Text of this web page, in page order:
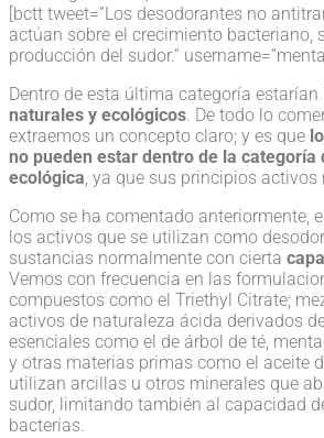
[bctt tweet=”Los desodorantes no
actúan sobre el crecimiento bacteriano,
producción del sudor.”
Dentro de esta última categoría estarían
naturales y ecológicos. De todo lo
extraemos un concepto claro; y es que
no pueden estar dentro de la categoría
ecológica, ya que sus principios activos
Como se ha comentado anteriormente,
los activos que se utilizan como
sustancias normalmente con cierta
Vemos con frecuencia en las
compuestos como el Triethyl Citrate;
activos de naturaleza ácida derivados
esenciales como el de árbol de té,
y otras materias primas como el aceite
utilizan arcillas u otros minerales que
sudor, limitando también al capacidad
bacterias.